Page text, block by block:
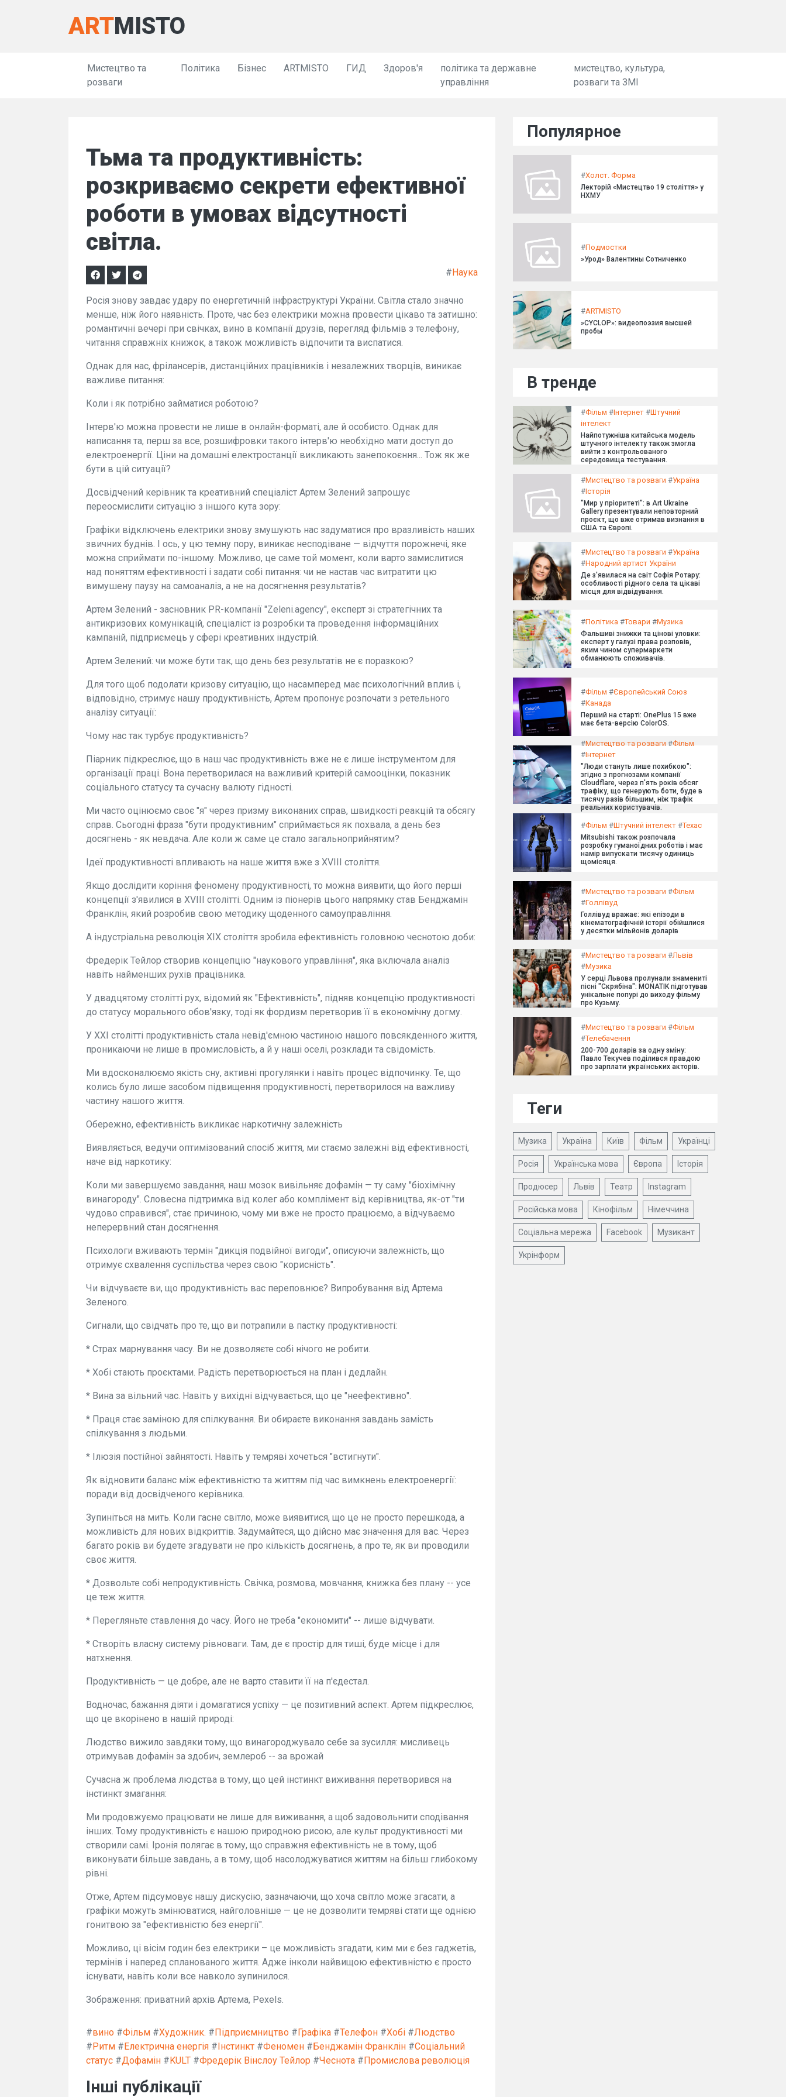
ARTMISTO
Мистецтво та
розваги
Політика Бізнес ARTMISTO ГИД Здоров'я
політика та державне
управління
мистецтво, культура,
розваги та ЗМІ
Тьма та продуктивність:
розкриваємо секрети ефективної
роботи в умовах відсутності
світла.
#Наука
Росія знову завдає удару по енергетичній інфраструктурі України. Світла стало значно
менше, ніж його наявність. Проте, час без електрики можна провести цікаво та затишно:
романтичні вечері при свічках, вино в компанії друзів, перегляд фільмів з телефону,
читання справжніх книжок, а також можливість відпочити та виспатися.
Однак для нас, фрілансерів, дистанційних працівників і незалежних творців, виникає
важливе питання:
Коли і як потрібно займатися роботою?
Інтерв'ю можна провести не лише в онлайн-форматі, але й особисто. Однак для
написання та, перш за все, розшифровки такого інтерв'ю необхідно мати доступ до
електроенергії. Ціни на домашні електростанції викликають занепокоєння... Тож як же
бути в цій ситуації?
Досвідчений керівник та креативний спеціаліст Артем Зелений запрошує
переосмислити ситуацію з іншого кута зору:
Графіки відключень електрики знову змушують нас задуматися про вразливість наших
звичних буднів. І ось, у цю темну пору, виникає несподіване — відчуття порожнечі, яке
можна сприймати по-іншому. Можливо, це саме той момент, коли варто замислитися
над поняттям ефективності і задати собі питання: чи не настав час витратити цю
вимушену паузу на самоаналіз, а не на досягнення результатів?
Артем Зелений - засновник PR-компанії "Zeleni.agency", експерт зі стратегічних та
антикризових комунікацій, спеціаліст із розробки та проведення інформаційних
кампаній, підприємець у сфері креативних індустрій.
Артем Зелений: чи може бути так, що день без результатів не є поразкою?
Для того щоб подолати кризову ситуацію, що насамперед має психологічний вплив і,
відповідно, стримує нашу продуктивність, Артем пропонує розпочати з ретельного
аналізу ситуації:
Чому нас так турбує продуктивність?
Піарник підкреслює, що в наш час продуктивність вже не є лише інструментом для
організації праці. Вона перетворилася на важливий критерій самооцінки, показник
соціального статусу та сучасну валюту гідності.
Ми часто оцінюємо своє "я" через призму виконаних справ, швидкості реакцій та обсягу
справ. Сьогодні фраза "бути продуктивним" сприймається як похвала, а день без
досягнень - як невдача. Але коли ж саме це стало загальноприйнятим?
Ідеї продуктивності впливають на наше життя вже з XVIII століття.
Якщо дослідити коріння феномену продуктивності, то можна виявити, що його перші
концепції з'явилися в XVIII столітті. Одним із піонерів цього напрямку став Бенджамін
Франклін, який розробив свою методику щоденного самоуправління.
А індустріальна революція XIX століття зробила ефективність головною чеснотою доби:
Фредерік Тейлор створив концепцію "наукового управління", яка включала аналіз
навіть найменших рухів працівника.
У двадцятому столітті рух, відомий як "Ефективність", підняв концепцію продуктивності
до статусу морального обов'язку, тоді як фордизм перетворив її в економічну догму.
У XXI столітті продуктивність стала невід'ємною частиною нашого повсякденного життя,
проникаючи не лише в промисловість, а й у наші оселі, розклади та свідомість.
Ми вдосконалюємо якість сну, активні прогулянки і навіть процес відпочинку. Те, що
колись було лише засобом підвищення продуктивності, перетворилося на важливу
частину нашого життя.
Обережно, ефективність викликає наркотичну залежність
Виявляється, ведучи оптимізований спосіб життя, ми стаємо залежні від ефективності,
наче від наркотику:
Коли ми завершуємо завдання, наш мозок вивільняє дофамін — ту саму "біохімічну
винагороду". Словесна підтримка від колег або комплімент від керівництва, як-от "ти
чудово справився", стає причиною, чому ми вже не просто працюємо, а відчуваємо
неперервний стан досягнення.
Психологи вживають термін "дикція подвійної вигоди", описуючи залежність, що
отримує схвалення суспільства через свою "корисність".
Чи відчуваєте ви, що продуктивність вас переповнює? Випробування від Артема
Зеленого.
Сигнали, що свідчать про те, що ви потрапили в пастку продуктивності:
* Страх марнування часу. Ви не дозволяєте собі нічого не робити.
* Хобі стають проєктами. Радість перетворюється на план і дедлайн.
* Вина за вільний час. Навіть у вихідні відчувається, що це "неефективно".
* Праця стає заміною для спілкування. Ви обираєте виконання завдань замість
спілкування з людьми.
* Ілюзія постійної зайнятості. Навіть у темряві хочеться "встигнути".
Як відновити баланс між ефективністю та життям під час вимкнень електроенергії:
поради від досвідченого керівника.
Зупиніться на мить. Коли гасне світло, може виявитися, що це не просто перешкода, а
можливість для нових відкриттів. Задумайтеся, що дійсно має значення для вас. Через
багато років ви будете згадувати не про кількість досягнень, а про те, як ви проводили
своє життя.
* Дозвольте собі непродуктивність. Свічка, розмова, мовчання, книжка без плану -- усе
це теж життя.
* Перегляньте ставлення до часу. Його не треба "економити" -- лише відчувати.
* Створіть власну систему рівноваги. Там, де є простір для тиші, буде місце і для
натхнення.
Продуктивність — це добре, але не варто ставити її на п'єдестал.
Водночас, бажання діяти і домагатися успіху — це позитивний аспект. Артем підкреслює,
що це вкорінено в нашій природі:
Людство вижило завдяки тому, що винагороджувало себе за зусилля: мисливець
отримував дофамін за здобич, землероб -- за врожай
Сучасна ж проблема людства в тому, що цей інстинкт виживання перетворився на
інстинкт змагання:
Ми продовжуємо працювати не лише для виживання, а щоб задовольнити сподівання
інших. Тому продуктивність є нашою природною рисою, але культ продуктивності ми
створили самі. Іронія полягає в тому, що справжня ефективність не в тому, щоб
виконувати більше завдань, а в тому, щоб насолоджуватися життям на більш глибокому
рівні.
Отже, Артем підсумовує нашу дискусію, зазначаючи, що хоча світло може згасати, а
графіки можуть змінюватися, найголовніше — це не дозволити темряві стати ще однією
гонитвою за "ефективністю без енергії".
Можливо, ці вісім годин без електрики – це можливість згадати, ким ми є без гаджетів,
термінів і наперед спланованого життя. Адже інколи найвищою ефективністю є просто
існувати, навіть коли все навколо зупинилося.
Зображення: приватний архів Артема, Pexels.
#вино #Фільм #Художник. #Підприємництво #Графіка #Телефон #Хобі #Людство
#Ритм #Електрична енергія #Інстинкт #Феномен #Бенджамін Франклін #Соціальний
статус #Дофамін #KULT #Фредерік Вінслоу Тейлор #Чеснота #Промислова революція
Інші публікації
Популярное
#Холст. Форма
Лекторій «Мистецтво 19 століття» у
НХМУ
#Подмостки
»Урод» Валентины Сотниченко
#ARTMISTO
»CYCLOP»: видеопоэзия высшей
пробы
В тренде
#Фільм #Інтернет #Штучний
інтелект
Найпотужніша китайська модель
штучного інтелекту також змогла
вийти з контрольованого
середовища тестування.
#Мистецтво та розваги #Україна
#Історія
"Мир у пріоритеті": в Art Ukraine
Gallery презентували неповторний
проєкт, що вже отримав визнання в
США та Європі.
#Мистецтво та розваги #Україна
#Народний артист України
Де з'явилася на світ Софія Ротару:
особливості рідного села та цікаві
місця для відвідування.
#Політика #Товари #Музика
Фальшиві знижки та цінові уловки:
експерт у галузі права розповів,
яким чином супермаркети
обманюють споживачів.
#Фільм #Європейський Союз
#Канада
Перший на старті: OnePlus 15 вже
має бета-версію ColorOS.
#Мистецтво та розваги #Фільм
#Інтернет
"Люди стануть лише похибкою":
згідно з прогнозами компанії
Cloudflare, через п'ять років обсяг
трафіку, що генерують боти, буде в
тисячу разів більшим, ніж трафік
реальних користувачів.
#Фільм #Штучний інтелект #Техас
Mitsubishi також розпочала
розробку гуманоїдних роботів і має
намір випускати тисячу одиниць
щомісяця.
#Мистецтво та розваги #Фільм
#Голлівуд
Голлівуд вражає: які епізоди в
кінематографічній історії обійшлися
у десятки мільйонів доларів
#Мистецтво та розваги #Львів
#Музика
У серці Львова пролунали знамениті
пісні "Скрябіна": MONATIK підготував
унікальне попурі до виходу фільму
про Кузьму.
#Мистецтво та розваги #Фільм
#Телебачення
200-700 доларів за одну зміну:
Павло Текучев поділився правдою
про зарплати українських акторів.
Теги
Музика Україна Київ Фільм Українці
Росія Українська мова Європа Історія
Продюсер Львів Театр Instagram
Російська мова Кінофільм Німеччина
Соціальна мережа Facebook Музикант
Укрінформ